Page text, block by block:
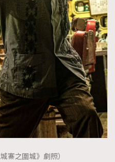
寨之圍城》劇照）